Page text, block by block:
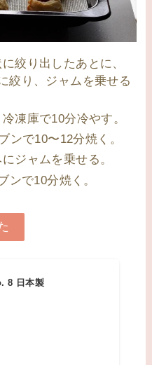
絞り出したあとに、
絞り、ジャムを乗せる
凍庫で10分冷やす。
ンで10〜12分焼く。
ジャムを乗せる。
で10分焼く。
8 日本製